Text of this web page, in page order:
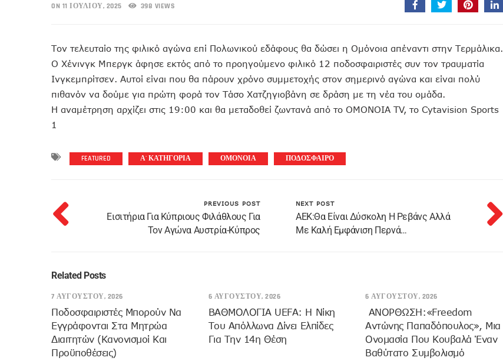
ON 11 ΙΟΥΛΊΟΥ, 2025 398 VIEWS
Τον τελευταίο της φιλικό αγώνα επί Πολωνικού εδάφους θα δώσει η Ομόνοια απέναντι στην Τερμάλικα.
Ο Χένινγκ Μπεργκ άφησε εκτός από το προηγούμενο φιλικό 12 ποδοσφαιριστές συν τον τραυματία
Ινγκεμπρίτσεν. Αυτοί είναι που θα πάρουν χρόνο συμμετοχής στον σημερινό αγώνα και είναι πολύ
πιθανόν να δούμε για πρώτη φορά τον Τάσο Χατζηγιοβάνη σε δράση με τη νέα του ομάδα.
Η αναμέτρηση αρχίζει στις 19:00 και θα μεταδοθεί ζωντανά από το OMONOIA TV, το Cytavision Sports
1
FEATURED Α' ΚΑΤΗΓΟΡΙΑ ΟΜΟΝΟΙΑ ΠΟΔΟΣΦΑΙΡΟ
PREVIOUS POST
Eισιτήρια Για Κύπριους Φιλάθλους Για
Τον Αγώνα Αυστρία-Κύπρος
NEXT POST
ΑΕΚ:Θα Είναι Δύσκολη Η Ρεβάνς Αλλά
Με Καλή Εμφάνιση Περνά…
Related Posts
7 ΑΥΓΟΎΣΤΟΥ, 2026
Ποδοσφαιριστές Μπορούν Να
Εγγράφονται Στα Μητρώα
Διαιτητών (κανονισμοί Και
Προϋποθέσεις)
6 ΑΥΓΟΎΣΤΟΥ, 2026
ΒΑΘΜΟΛΟΓΙΑ UEFA: Η Νίκη
Του Απόλλωνα Δίνει Ελπίδες
Για Την 14η Θέση
6 ΑΥΓΟΎΣΤΟΥ, 2026
ANOΡΘΩΣΗ:«Freedom
Αντώνης Παπαδόπουλος», Μια
Ονομασία Που Κουβαλά Έναν
Βαθύτατο Συμβολισμό